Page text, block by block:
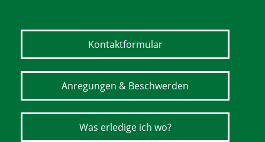
Kontaktformular
Anregungen & Beschwerden
Was erledige ich wo?